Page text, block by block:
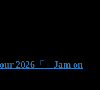
2026「」Jam on